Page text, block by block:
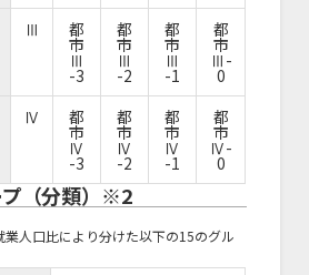
Ⅲ 都
市
Ⅲ
-3
都
市
Ⅲ
-2
都
市
Ⅲ
-1
都
市
Ⅲ-
0
Ⅳ 都
市
Ⅳ
-3
都
市
Ⅳ
-2
都
市
Ⅳ
-1
都
市
Ⅳ-
0
（分類）※2
人口比により分けた以下の15のグル